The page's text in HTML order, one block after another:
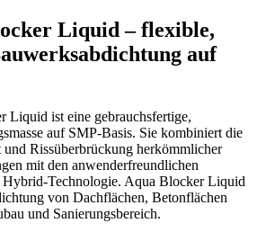
Liquid – flexible,
auf
Liquid ist eine gebrauchsfertige,
auf SMP-Basis. Sie kombiniert die
und Rissüberbrückung herkömmlicher
mit den anwenderfreundlichen
Hybrid-Technologie. Aqua Blocker Liquid
von Dachflächen, Betonflächen
und Sanierungsbereich.